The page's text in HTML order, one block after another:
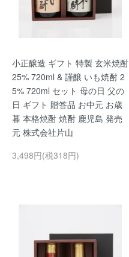
小正醸造 ギフト 特製 玄米焼酎
25% 720ml & 謹醸 いも焼酎 2
5% 720ml セット 母の日 父の
日 ギフト 贈答品 お中元 お歳
暮 本格焼酎 焼酎 鹿児島 発売
元 株式会社片山
3,498円(税318円)